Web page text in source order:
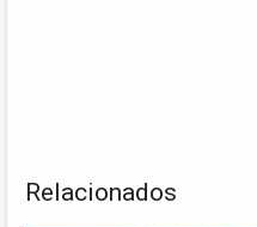
Relacionados